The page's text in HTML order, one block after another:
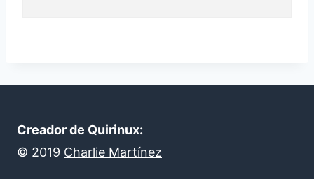
Creador de Quirinux:
© 2019 Charlie Martínez